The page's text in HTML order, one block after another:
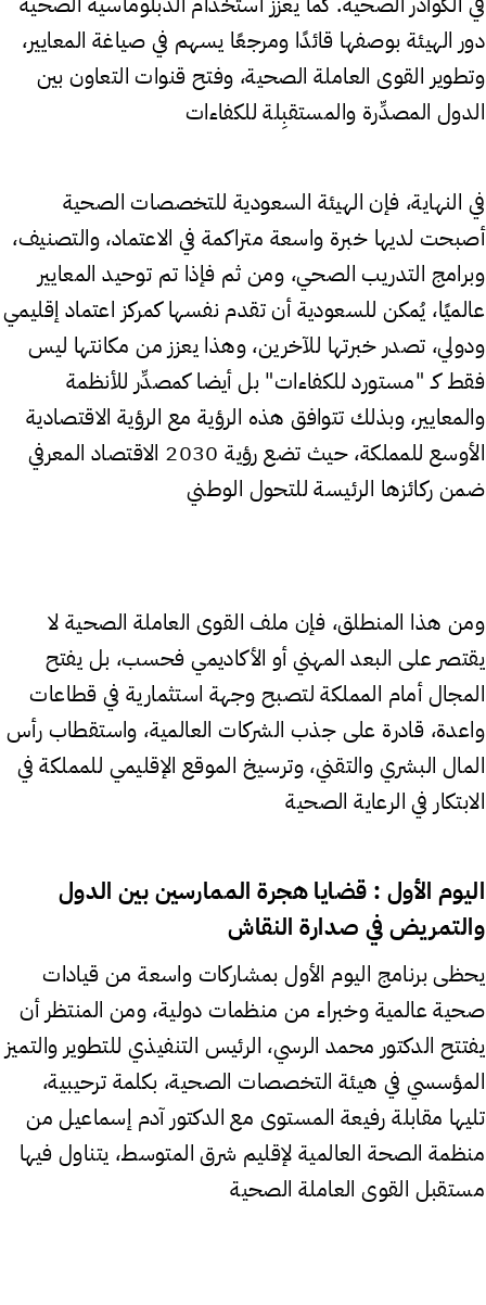
دور الهيئة بوصفها قائدًا ومرجعًا يسهم في صياغة المعايير،
وتطوير القوى العاملة الصحية، وفتح قنوات التعاون بين
الدول المصدِّرة والمستقبِلة للكفاءات
في النهاية، فإن الهيئة السعودية للتخصصات الصحية
أصبحت لديها خبرة واسعة متراكمة في الاعتماد، والتصنيف،
وبرامج التدريب الصحي، ومن ثم فإذا تم توحيد المعايير
عالميًا، يُمكن للسعودية أن تقدم نفسها كمركز اعتماد إقليمي
ودولي، تصدر خبرتها للآخرين، وهذا يعزز من مكانتها ليس
فقط كـ "مستورد للكفاءات" بل أيضا كمصدِّر للأنظمة
والمعايير، وبذلك تتوافق هذه الرؤية مع الرؤية الاقتصادية
الأوسع للمملكة، حيث تضع رؤية 2030 الاقتصاد المعرفي
ضمن ركائزها الرئيسة للتحول الوطني
ومن هذا المنطلق، فإن ملف القوى العاملة الصحية لا
يقتصر على البعد المهني أو الأكاديمي فحسب، بل يفتح
المجال أمام المملكة لتصبح وجهة استثمارية في قطاعات
واعدة، قادرة على جذب الشركات العالمية، واستقطاب رأس
المال البشري والتقني، وترسيخ الموقع الإقليمي للمملكة في
الابتكار في الرعاية الصحية
اليوم الأول : قضايا هجرة الممارسين بين الدول
والتمريض في صدارة النقاش
يحظى برنامج اليوم الأول بمشاركات واسعة من قيادات
صحية عالمية وخبراء من منظمات دولية، ومن المنتظر أن
يفتتح الدكتور محمد الرسي، الرئيس التنفيذي للتطوير والتميز
المؤسسي في هيئة التخصصات الصحية، بكلمة ترحيبية،
تليها مقابلة رفيعة المستوى مع الدكتور آدم إسماعيل من
منظمة الصحة العالمية لإقليم شرق المتوسط، يتناول فيها
مستقبل القوى العاملة الصحية